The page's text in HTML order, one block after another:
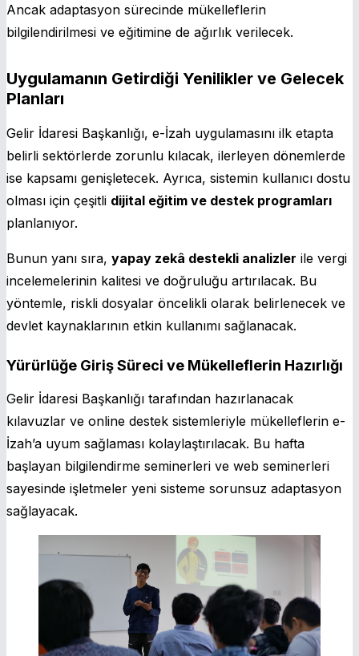
Ancak adaptasyon sürecinde mükelleflerin
bilgilendirilmesi ve eğitimine de ağırlık verilecek.
Uygulamanın Getirdiği Yenilikler ve Gelecek
Planları
Gelir İdaresi Başkanlığı, e-İzah uygulamasını ilk etapta
belirli sektörlerde zorunlu kılacak, ilerleyen dönemlerde
ise kapsamı genişletecek. Ayrıca, sistemin kullanıcı dostu
olması için çeşitli dijital eğitim ve destek programları
planlanıyor.
Bunun yanı sıra, yapay zekâ destekli analizler ile vergi
incelemelerinin kalitesi ve doğruluğu artırılacak. Bu
yöntemle, riskli dosyalar öncelikli olarak belirlenecek ve
devlet kaynaklarının etkin kullanımı sağlanacak.
Yürürlüğe Giriş Süreci ve Mükelleflerin Hazırlığı
Gelir İdaresi Başkanlığı tarafından hazırlanacak
kılavuzlar ve online destek sistemleriyle mükelleflerin e-
İzah’a uyum sağlaması kolaylaştırılacak. Bu hafta
başlayan bilgilendirme seminerleri ve web seminerleri
sayesinde işletmeler yeni sisteme sorunsuz adaptasyon
sağlayacak.